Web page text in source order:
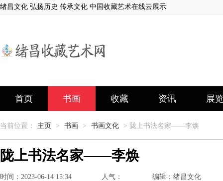
绪昌文化 弘扬历史 传承文化 中国收藏艺术在线云展示
首页 书画 收藏 资讯 展
当前位置： 主页 > 书画 > 书画文化 > 陇上书法名家——李焕
陇上书法名家——李焕
时间：2023-06-14 15:34 人气： 编辑：绪昌文化